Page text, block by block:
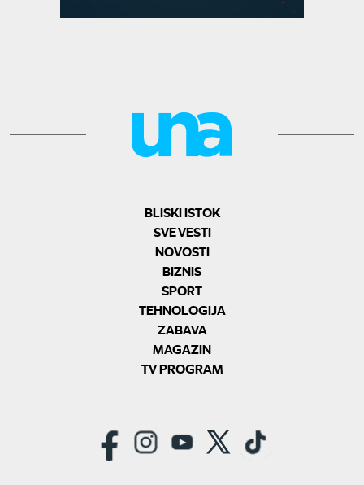
BLISKI ISTOK
SVE VESTI
NOVOSTI
BIZNIS
SPORT
TEHNOLOGIJA
ZABAVA
MAGAZIN
TV PROGRAM